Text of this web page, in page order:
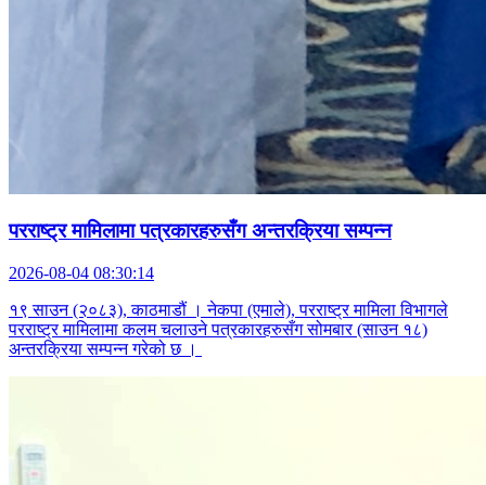
परराष्ट्र मामिलामा पत्रकारहरुसँग अन्तरक्रिया सम्पन्न
2026-08-04 08:30:14
१९ साउन (२०८३), काठमाडौं । नेकपा (एमाले), परराष्ट्र मामिला विभागले
परराष्ट्र मामिलामा कलम चलाउने पत्रकारहरुसँग सोमबार (साउन १८)
अन्तरक्रिया सम्पन्न गरेको छ ।